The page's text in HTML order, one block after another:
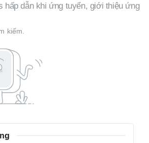
hấp dẫn khi ứng tuyển, giới thiệu ứng
kiếm.